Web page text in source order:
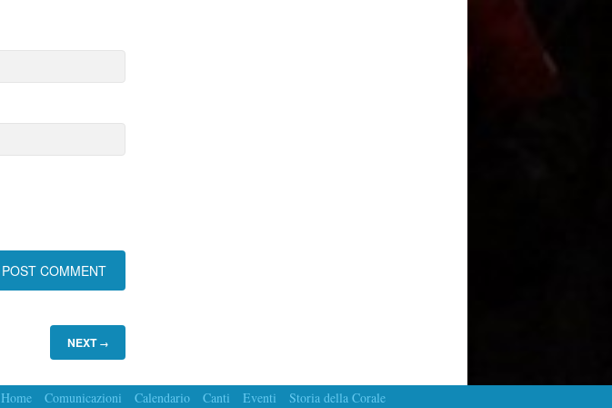
NEXT →
Home Comunicazioni Calendario Canti Eventi Storia della Corale